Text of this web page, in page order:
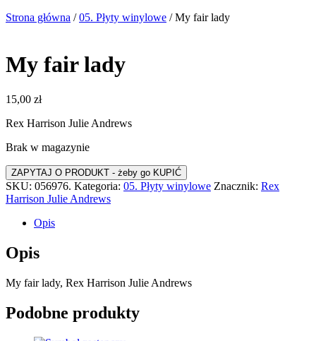
Strona główna /05. Płyty winylowe / My fair lady
My fair lady
15,00 zł
Rex Harrison Julie Andrews
Brak w magazynie
SKU: 056976. Kategoria: 05. Płyty winylowe Znacznik: Rex
Harrison Julie Andrews
Opis
Opis
My fair lady, Rex Harrison Julie Andrews
Podobne produkty